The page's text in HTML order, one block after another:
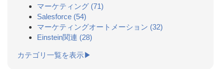
マーケティング (71)
Salesforce (54)
マーケティングオートメーション (32)
Einstein関連 (28)
カテゴリ一覧を表示▶